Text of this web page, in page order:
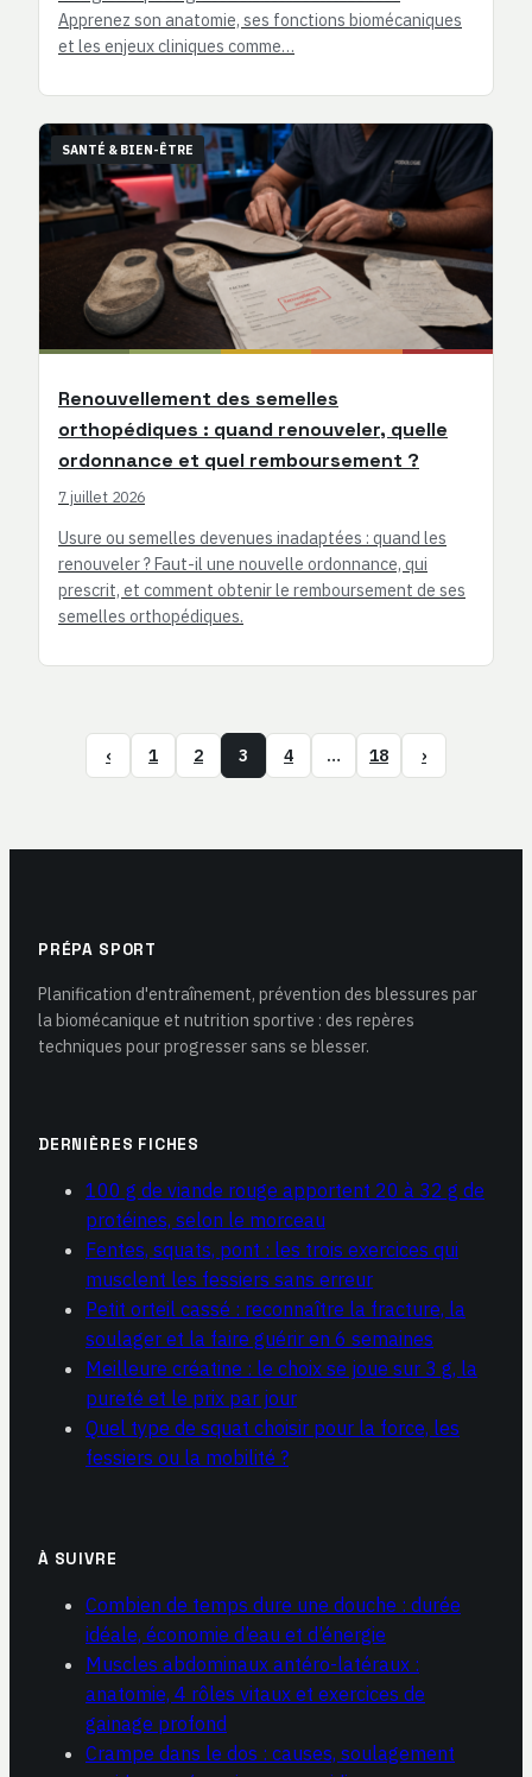
Apprenez son anatomie, ses fonctions biomécaniques
et les enjeux cliniques comme…
SANTÉ & BIEN-ÊTRE
Renouvellement des semelles
orthopédiques : quand renouveler, quelle
ordonnance et quel remboursement ?
7 juillet 2026
Usure ou semelles devenues inadaptées : quand les
renouveler ? Faut-il une nouvelle ordonnance, qui
prescrit, et comment obtenir le remboursement de ses
semelles orthopédiques.
‹ 1 2 3 4 … 18 ›
PRÉPA SPORT
Planification d'entraînement, prévention des blessures par
la biomécanique et nutrition sportive : des repères
techniques pour progresser sans se blesser.
DERNIÈRES FICHES
100 g de viande rouge apportent 20 à 32 g de
protéines, selon le morceau
Fentes, squats, pont : les trois exercices qui
musclent les fessiers sans erreur
Petit orteil cassé : reconnaître la fracture, la
soulager et la faire guérir en 6 semaines
Meilleure créatine : le choix se joue sur 3 g, la
pureté et le prix par jour
Quel type de squat choisir pour la force, les
fessiers ou la mobilité ?
À SUIVRE
Combien de temps dure une douche : durée
idéale, économie d’eau et d’énergie
Muscles abdominaux antéro-latéraux :
anatomie, 4 rôles vitaux et exercices de
gainage profond
Crampe dans le dos : causes, soulagement